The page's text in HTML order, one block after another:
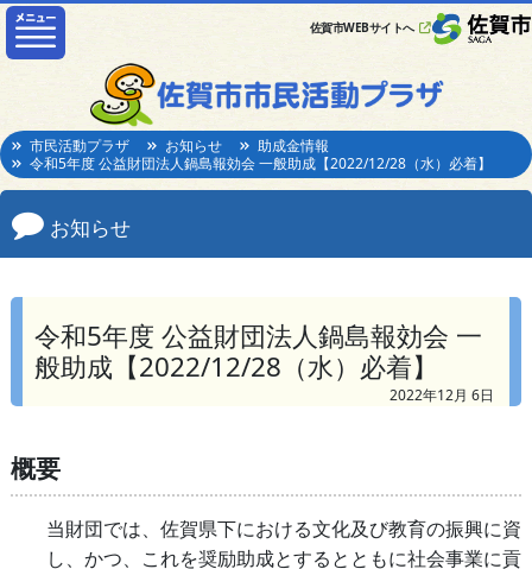
佐賀市WEBサイトへ
市民活動プラザ お知らせ
助成金情報
令和5年度 公益財団法人鍋島報効会 一般助成【2022/12/28（水）必着】
お知らせ
令和5年度 公益財団法人鍋島報効会 一
般助成【2022/12/28（水）必着】
2022年12月 6日
概要
当財団では、佐賀県下における文化及び教育の振興に資
し、かつ、これを奨励助成とするとともに社会事業に貢